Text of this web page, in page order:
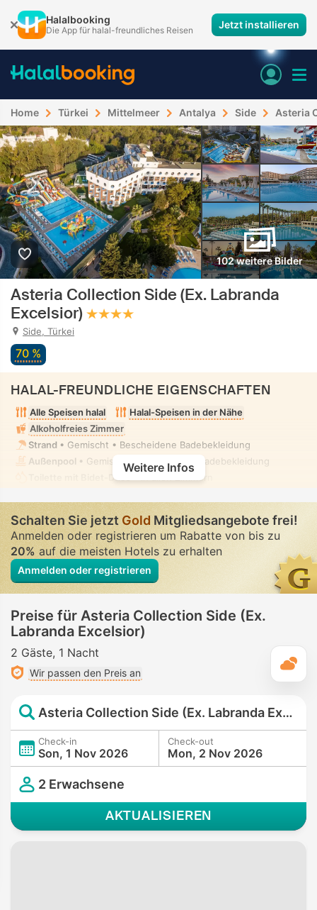
Halalbooking
Die App für halal-freundliches Reisen Jetzt installieren
Home Türkei Mittelmeer Antalya Side Asteria
102 weitere Bilder
Asteria Collection Side (Ex. Labranda
Excelsior)
Side, Türkei
70 %
HALAL-FREUNDLICHE EIGENSCHAFTEN
Alle Speisen halal
Halal-Speisen in der Nähe
Alkoholfreies Zimmer
Strand • Gemischt • Bescheidene Badebekleidung
Außenpool • Gemischt • Bescheidene Badebekleidung
Toilette mit Bidet-Düse
• In allen Zimmern
Weitere Infos
Schalten Sie jetztGold Mitgliedsangebote frei!
Anmelden oder registrieren um Rabatte von bis zu
20%auf die meisten Hotels zu erhalten
Anmelden oder registrieren
Preise für Asteria Collection Side (Ex.
Labranda Excelsior)
2 Gäste 1 Nacht
Wir passen den Preis an
Asteria Collection Side (Ex. Labranda Excelsior)
Check-in
Son, 1 Nov 2026
Check-out
Mon, 2 Nov 2026
2 Erwachsene
AKTUALISIEREN